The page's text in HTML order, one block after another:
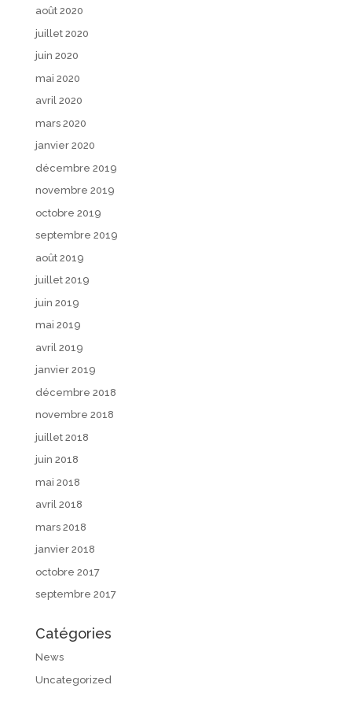
août 2020
juillet 2020
juin 2020
mai 2020
avril 2020
mars 2020
janvier 2020
décembre 2019
novembre 2019
octobre 2019
septembre 2019
août 2019
juillet 2019
juin 2019
mai 2019
avril 2019
janvier 2019
décembre 2018
novembre 2018
juillet 2018
juin 2018
mai 2018
avril 2018
mars 2018
janvier 2018
octobre 2017
septembre 2017
Catégories
News
Uncategorized